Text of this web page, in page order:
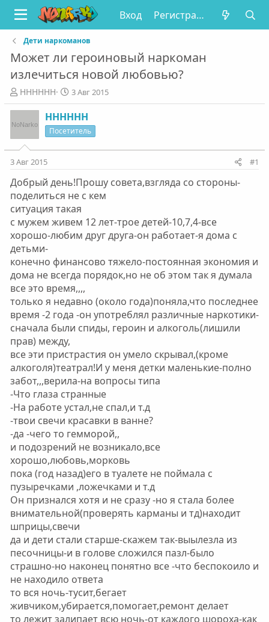
Вход Регистрация
Дети наркоманов
Может ли героиновый наркоман
излечиться новой любовью?
А
в
т
о
р
т
е
ы
НННННН
Д
а
т
а
н
а
л
а
3 Авг 2015
НННННН
Посетитель
3 Авг 2015 #1
Добрый день!Прошу совета,взгляда со стороны-
поделиться не с кем
ситуация такая
с мужем живем 12 лет-трое детей-10,7,4-все
хорошо-любим друг друга-он работает-я дома с
детьми-
конечно финансово тяжело-постоянная экономия и
дома не всегда порядок,но не об этом так я думала
все это время,,,,
только я недавно (около года)поняла,что последнее
время -2 года -он употреблял различные наркотики-
сначала были спиды, героин и алкоголь(лишили
прав) между,
все эти пристрастия он умело скрывал,(кроме
алкоголя)театрал!И у меня детки маленькие-полно
забот,,,верила-на вопросы типа
-Что глаза странные
-На работе устал,не спал,и т.д
-твои свечи красавки в ванне?
-да -чего то гемморой,,
и подозрений не возникало,все
хорошо,любовь,морковь
пока (год назад)его в туалете не поймала с
пузыречками ,ложечками и т.д
Он признался хотя и не сразу -но я стала более
внимательной(проверять карманы и тд)находит
шприцы,свечи
да и дети стали старше-скажем так-выылезла из
песочницы-и в голове сложился пазл-было
страшно-но наконец понятно все -что беспокоило и
не находило ответа
то вся ночь-тусит,бегает
живчиком,убирается,помогает,ремонт делает
то лежит залипает всю ночь-от каждого шороха-как